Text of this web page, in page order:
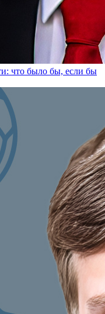
что было бы, если бы